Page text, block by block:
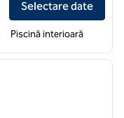
Selectare date
Piscină interioară